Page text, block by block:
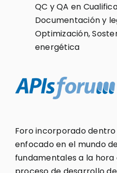
QC y QA en
Documentación y
Optimización,
energética
Foro incorporado
enfocado en el mundo
fundamentales a la